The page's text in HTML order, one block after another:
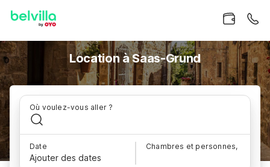
Location à Saas-Grund
Où voulez-vous aller ?
Date
Ajouter des dates
Chambres et personnes,